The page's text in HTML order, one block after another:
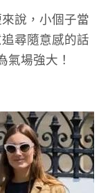
說，小個子當
尋隨意感的話
氣場強大！